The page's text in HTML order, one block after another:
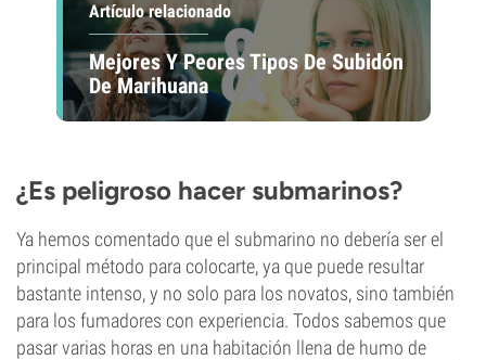
Artículo relacionado
Mejores Y Peores Tipos De Subidón
De Marihuana
¿Es peligroso hacer submarinos?
Ya hemos comentado que el submarino no debería ser el
principal método para colocarte, ya que puede resultar
bastante intenso, y no solo para los novatos, sino también
para los fumadores con experiencia. Todos sabemos que
pasar varias horas en una habitación llena de humo de